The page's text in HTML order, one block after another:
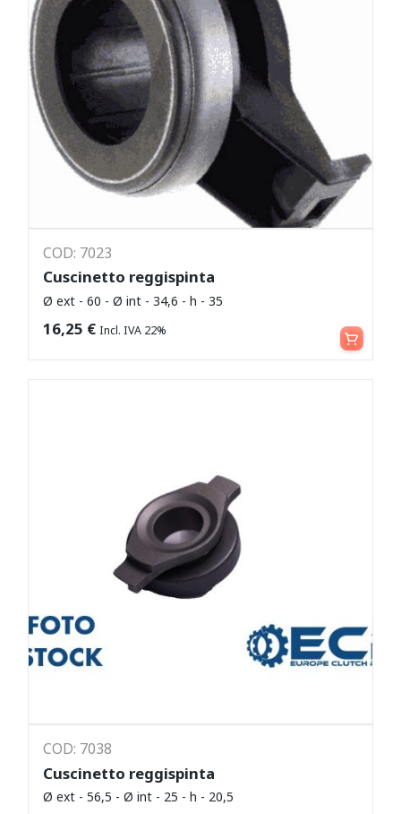
COD: 7023
Cuscinetto reggispinta
Ø ext - 60 - Ø int - 34,6 - h - 35
16,25 € Incl. IVA 22% Leggi tutto
COD: 7038
Cuscinetto reggispinta
Ø ext - 56,5 - Ø int - 25 - h - 20,5